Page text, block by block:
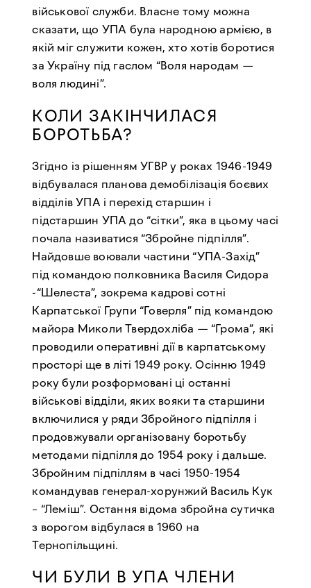
військової служби. Власне тому можна
сказати, що УПА була народною армією, в
якій міг служити кожен, хто хотів боротися
за Україну під гаслом “Воля народам —
воля людині”.
КОЛИ ЗАКІНЧИЛАСЯ
БОРОТЬБА?
Згідно із рішенням УГВР у роках 1946-1949
відбувалася планова демобілізація боєвих
відділів УПА і перехід старшин і
підстаршин УПА до “сітки”, яка в цьому часі
почала називатися “Збройне підпілля”.
Найдовше воювали частини “УПА-Захід”
під командою полковника Василя Сидора
-“Шелеста”, зокрема кадрові сотні
Карпатської Групи “Говерля” під командою
майора Миколи Твердохліба — “Грома”, які
проводили оперативні дії в карпатському
просторі ще в літі 1949 року. Осінню 1949
року були розформовані ці останні
військові відділи, яких вояки та старшини
включилися у ряди Збройного підпілля і
продовжували організовану боротьбу
методами підпілля до 1954 року і дальше.
Збройним підпіллям в часі 1950-1954
командував генерал-хорунжий Василь Кук
– “Леміш”. Остання відома збройна сутичка
з ворогом відбулася в 1960 на
Тернопільщині.
ЧИ БУЛИ В УПА ЧЛЕНИ